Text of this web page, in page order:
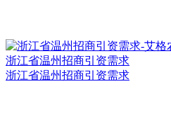
浙江省温州招商引资需求
浙江省温州招商引资需求